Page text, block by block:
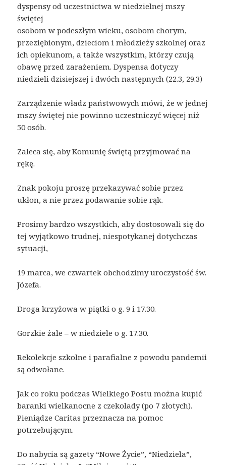
dyspensy od uczestnictwa w niedzielnej mszy
świętej
osobom w podeszłym wieku, osobom chorym,
przeziębionym, dzieciom i młodzieży szkolnej oraz
ich opiekunom, a także wszystkim, którzy czują
obawę przed zarażeniem. Dyspensa dotyczy
niedzieli dzisiejszej i dwóch następnych (22.3, 29.3)
Zarządzenie władz państwowych mówi, że w jednej
mszy świętej nie powinno uczestniczyć więcej niż
50 osób.
Zaleca się, aby Komunię świętą przyjmować na
rękę.
Znak pokoju proszę przekazywać sobie przez
ukłon, a nie przez podawanie sobie rąk.
Prosimy bardzo wszystkich, aby dostosowali się do
tej wyjątkowo trudnej, niespotykanej dotychczas
sytuacji,
19 marca, we czwartek obchodzimy uroczystość św.
Józefa.
Droga krzyżowa w piątki o g. 9 i 17.30.
Gorzkie żale – w niedziele o g. 17.30.
Rekolekcje szkolne i parafialne z powodu pandemii
są odwołane.
Jak co roku podczas Wielkiego Postu można kupić
baranki wielkanocne z czekolady (po 7 złotych).
Pieniądze Caritas przeznacza na pomoc
potrzebującym.
Do nabycia są gazety “Nowe Życie”, “Niedziela”,